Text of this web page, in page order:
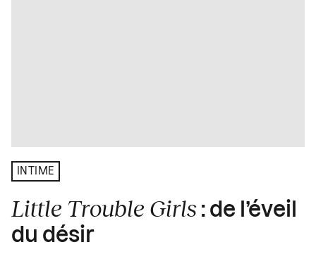
INTIME
Little Trouble Girls : de l’éveil
du désir